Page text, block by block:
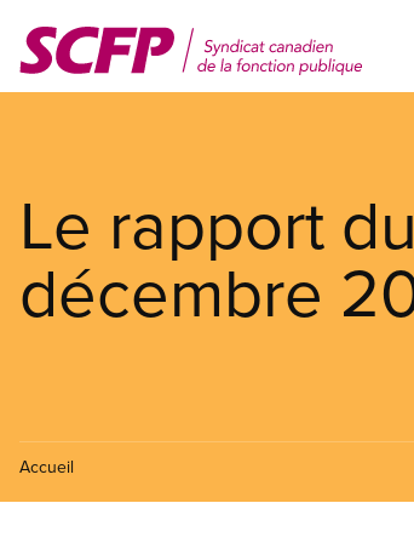
contenu
Le rapport
décembre
Accueil